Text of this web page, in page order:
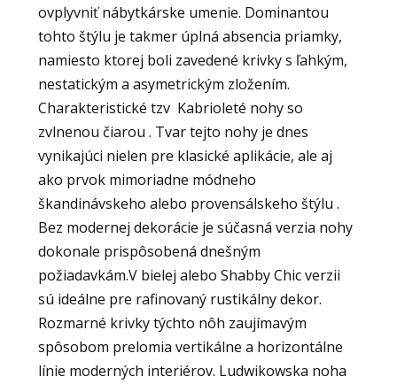
ovplyvniť nábytkárske umenie. Dominantou
tohto štýlu je takmer úplná absencia priamky,
namiesto ktorej boli zavedené krivky s ľahkým,
nestatickým a asymetrickým zložením.
Charakteristické tzv Kabrioleté nohy so
zvlnenou čiarou . Tvar tejto nohy je dnes
vynikajúci nielen pre klasické aplikácie, ale aj
ako prvok mimoriadne módneho
škandinávskeho alebo provensálskeho štýlu .
Bez modernej dekorácie je súčasná verzia nohy
dokonale prispôsobená dnešným
požiadavkám.V bielej alebo Shabby Chic verzii
sú ideálne pre rafinovaný rustikálny dekor.
Rozmarné krivky týchto nôh zaujímavým
spôsobom prelomia vertikálne a horizontálne
línie moderných interiérov. Ludwikowska noha